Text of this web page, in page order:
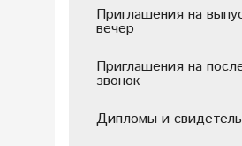
Приглашения на
вечер
Приглашения на
звонок
Дипломы и